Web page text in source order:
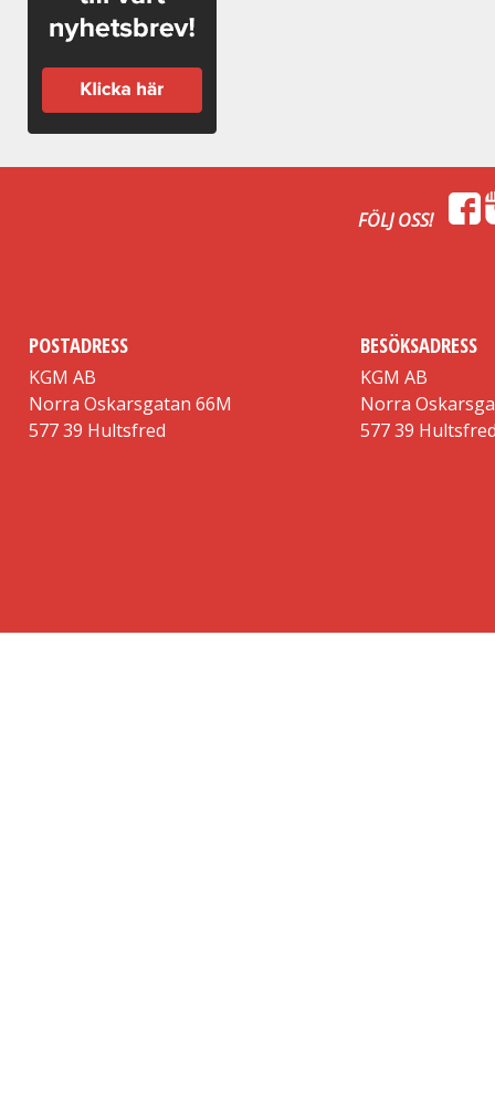
FÖLJ OSS!
POSTADRESS
KGM AB
Norra Oskarsgatan 66M
577 39 Hultsfred
BESÖKSADRESS
KGM AB
Norra
577 39